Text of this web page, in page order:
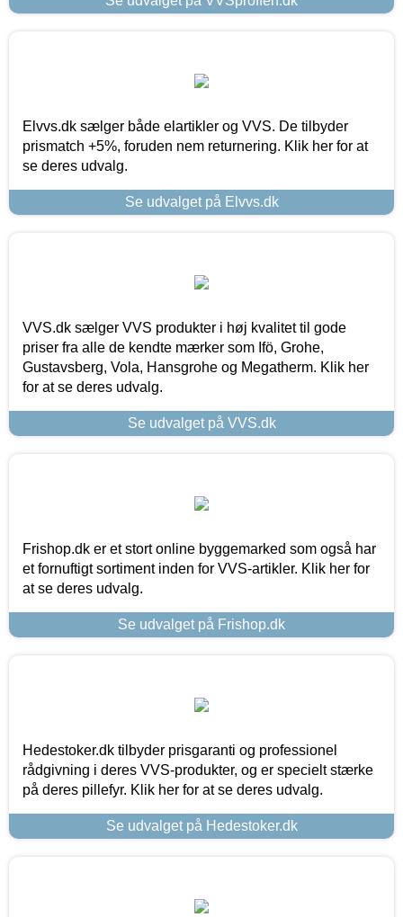
Elvvs.dk sælger både elartikler og VVS. De tilbyder
prismatch +5%, foruden nem returnering. Klik her for at
se deres udvalg.
Se udvalget på Elvvs.dk
VVS.dk sælger VVS produkter i høj kvalitet til gode
priser fra alle de kendte mærker som Ifö, Grohe,
Gustavsberg, Vola, Hansgrohe og Megatherm. Klik her
for at se deres udvalg.
Se udvalget på VVS.dk
Frishop.dk er et stort online byggemarked som også har
et fornuftigt sortiment inden for VVS-artikler. Klik her for
at se deres udvalg.
Se udvalget på Frishop.dk
Hedestoker.dk tilbyder prisgaranti og professionel
rådgivning i deres VVS-produkter, og er specielt stærke
på deres pillefyr. Klik her for at se deres udvalg.
Se udvalget på Hedestoker.dk